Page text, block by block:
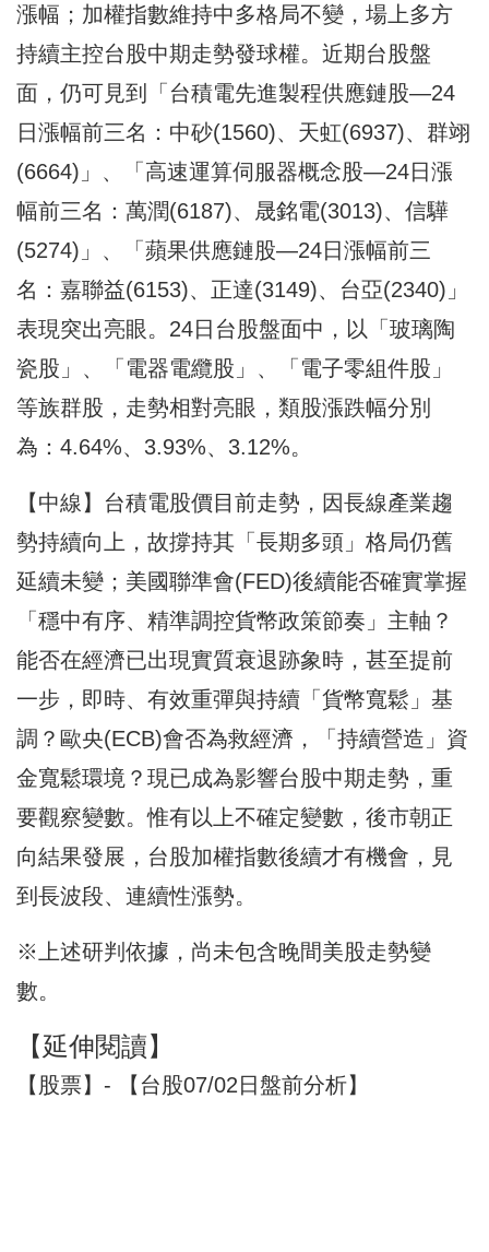
漲幅；加權指數維持中多格局不變，場上多方
持續主控台股中期走勢發球權。近期台股盤
面，仍可見到「台積電先進製程供應鏈股—24
日漲幅前三名：中砂(1560)、天虹(6937)、群翊
(6664)」、「高速運算伺服器概念股—24日漲
幅前三名：萬潤(6187)、晟銘電(3013)、信驊
(5274)」、「蘋果供應鏈股—24日漲幅前三
名：嘉聯益(6153)、正達(3149)、台亞(2340)」
表現突出亮眼。24日台股盤面中，以「玻璃陶
瓷股」、「電器電纜股」、「電子零組件股」
等族群股，走勢相對亮眼，類股漲跌幅分別
為：4.64%、3.93%、3.12%。
【中線】台積電股價目前走勢，因長線產業趨
勢持續向上，故撐持其「長期多頭」格局仍舊
延續未變；美國聯準會(FED)後續能否確實掌握
「穩中有序、精準調控貨幣政策節奏」主軸？
能否在經濟已出現實質衰退跡象時，甚至提前
一步，即時、有效重彈與持續「貨幣寬鬆」基
調？歐央(ECB)會否為救經濟，「持續營造」資
金寬鬆環境？現已成為影響台股中期走勢，重
要觀察變數。惟有以上不確定變數，後市朝正
向結果發展，台股加權指數後續才有機會，見
到長波段、連續性漲勢。
※上述研判依據，尚未包含晚間美股走勢變
數。
【延伸閱讀】
【股票】- 【台股07/02日盤前分析】